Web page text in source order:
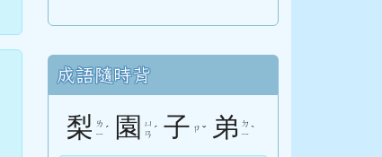
成語隨時背
梨 ㄌ
ㄧ ˊ 園
ㄩ
ㄢ ˊ 子 ㄗ ˇ 弟 ㄉ
ㄧ ˋ